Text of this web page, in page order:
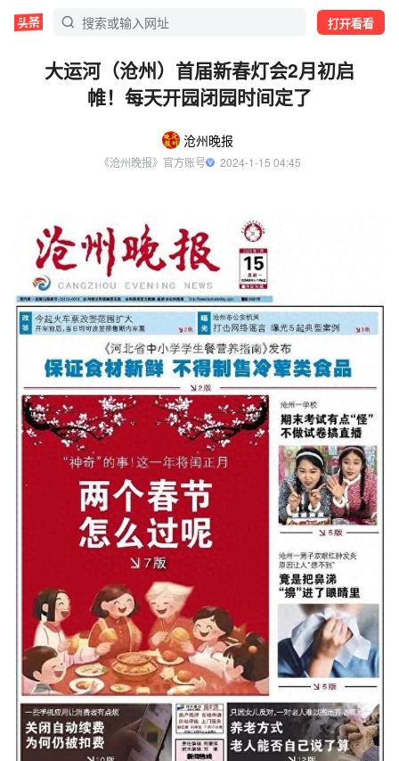
打开看看
大运河（沧州）首届新春灯会2月初启
帷！每天开园闭园时间定了
沧州晚报
《沧州晚报》官方账号
  2024-1-15 04:45